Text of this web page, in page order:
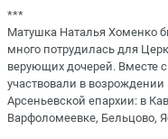
***
Матушка Наталья Хоменко
много потрудилась для
верующих дочерей. Вместе
участвовали в возрождении
Арсеньевской епархии: в
Варфоломеевке, Бельцово,